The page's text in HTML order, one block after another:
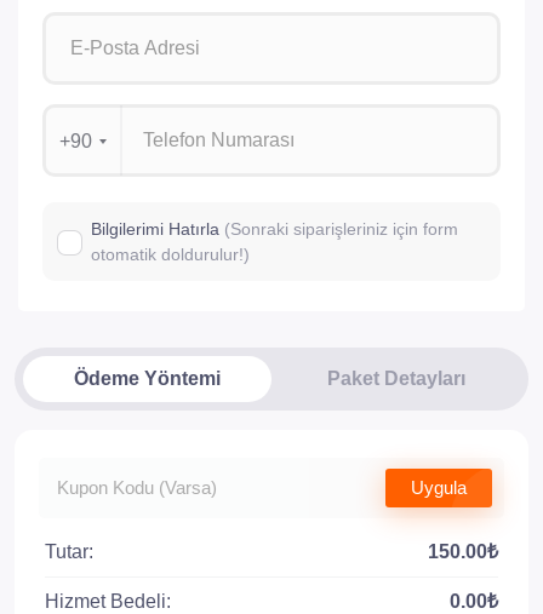
+90
Bilgilerimi Hatırla (Sonraki siparişleriniz için form
otomatik doldurulur!)
Ödeme Yöntemi Paket Detayları
Uygula
Tutar: 150.00₺
Hizmet Bedeli: 0.00₺